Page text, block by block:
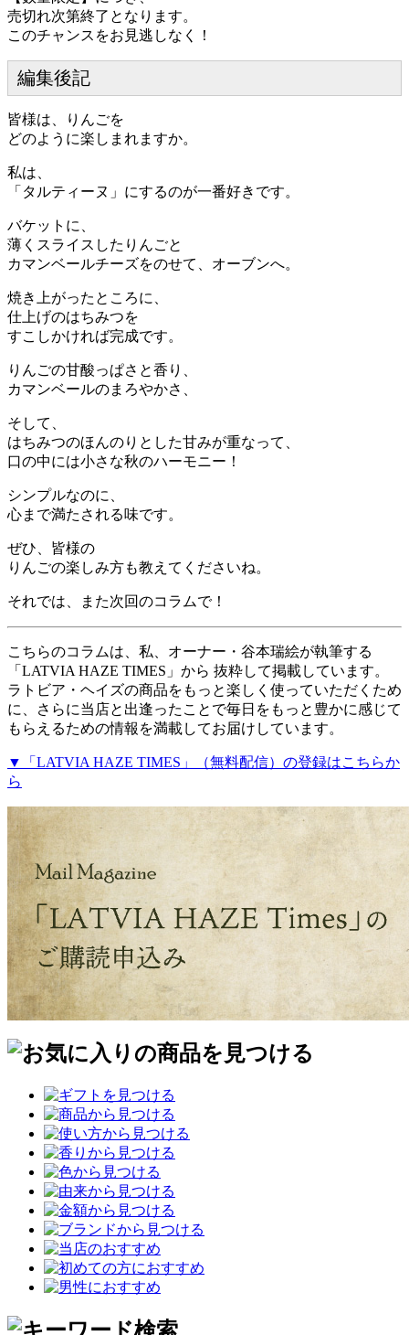
売切れ次第終了となります。
このチャンスをお見逃しなく！
編集後記
皆様は、りんごを
どのように楽しまれますか。
私は、
「タルティーヌ」にするのが一番好きです。
バケットに、
薄くスライスしたりんごと
カマンベールチーズをのせて、オーブンへ。
焼き上がったところに、
仕上げのはちみつを
すこしかければ完成です。
りんごの甘酸っぱさと香り、
カマンベールのまろやかさ、
そして、
はちみつのほんのりとした甘みが重なって、
口の中には小さな秋のハーモニー！
シンプルなのに、
心まで満たされる味です。
ぜひ、皆様の
りんごの楽しみ方も教えてくださいね。
それでは、また次回のコラムで！
こちらのコラムは、私、オーナー・谷本瑞絵が執筆する
「LATVIA HAZE TIMES」から 抜粋して掲載しています。
ラトビア・ヘイズの商品をもっと楽しく使っていただくため
に、さらに当店と出逢ったことで毎日をもっと豊かに感じて
もらえるための情報を満載してお届けしています。
▼「LATVIA HAZE TIMES」（無料配信）の登録はこちらか
ら